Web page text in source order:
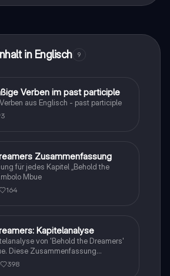
in Englisch 9
Verben im past participle
aus Englisch - past participle
3
Zusammenfassung
für jedes Kapitel „Behold the
Mbue
164
Kapitelanalyse
von 'Behold the Dreamers'
Diese Zusammenfassung
Themen wie den nigerianischen
Kontexte und die
398